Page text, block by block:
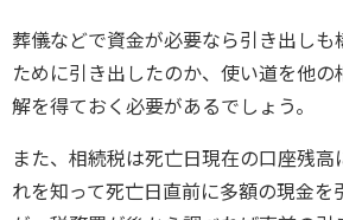
葬儀などで資金が必要なら引き出しも
ために引き出したのか、使い道を他
解を得ておく必要があるでしょう。
また、相続税は死亡日現在の口座残高
れを知って死亡日直前に多額の現金を